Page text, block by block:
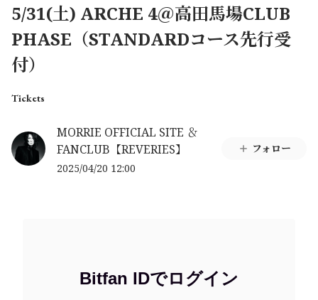
5/31(土) ARCHE 4＠高田馬場CLUB
PHASE（STANDARDコース先行受
付）
Tickets
MORRIE OFFICIAL SITE ＆
FANCLUB【REVERIES】
2025/04/20 12:00
フォロー
Bitfan IDでログイン